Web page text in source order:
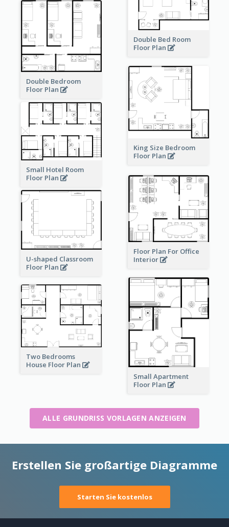
Double Bed Room
Floor Plan
Double Bedroom
Floor Plan
King Size Bedroom
Floor Plan
Small Hotel Room
Floor Plan
Floor Plan For Office
Interior
U-shaped Classroom
Floor Plan
Small Apartment
Floor Plan
Two Bedrooms
House Floor Plan
ALLE GRUNDRISS VORLAGEN ANZEIGEN
Erstellen Sie großartige Diagramme
Starten Sie kostenlos